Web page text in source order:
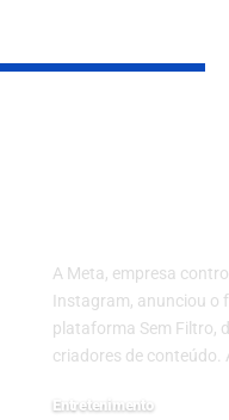
A Meta, empresa
Instagram, anunciou o
plataforma Sem Filtro,
criadores de conteúdo.
Entretenimento